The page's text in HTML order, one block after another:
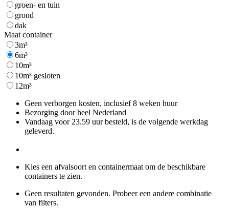
groen- en tuin
grond
dak
Maat container
3m³
6m³
10m³
10m³ gesloten
12m³
Geen verborgen kosten, inclusief 8 weken huur
Bezorging door heel Nederland
Vandaag voor 23.59 uur besteld, is de volgende werkdag
geleverd.
Kies een afvalsoort en containermaat om de beschikbare
containers te zien.
Geen resultaten gevonden. Probeer een andere combinatie
van filters.